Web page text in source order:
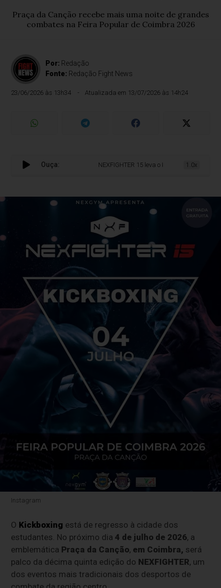
Praça da Canção recebe mais uma noite de grandes
combates na Feira Popular de Coimbra 2026
Por: Redação
Fonte: Redação Fight News
23/06/2026 às 13h34 Atualizada em 13/07/2026 às 14h24
Ouça: NEXFIGHTER 15 leva o Kickboxing de volta a
1.0x
Instagram
O Kickboxing está de regresso à cidade dos
estudantes. No próximo dia4 de julho de 2026, a
emblemática Praça da Canção, em Coimbra, será
palco da décima quinta edição do NEXFIGHTER, um
dos eventos mais tradicionais dos desportos de